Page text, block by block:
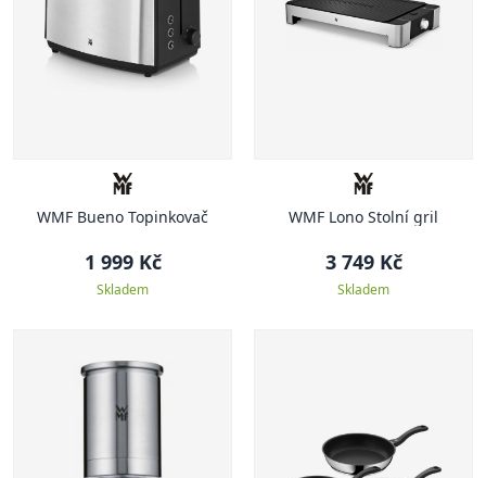
WMF Bueno Topinkovač
1 999 Kč
Skladem
WMF Lono Stolní gril
3 749 Kč
Skladem